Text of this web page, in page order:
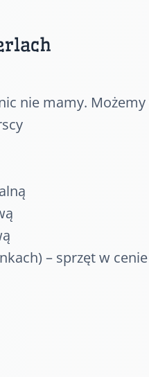
nie mamy.
– sprzęt w cenie